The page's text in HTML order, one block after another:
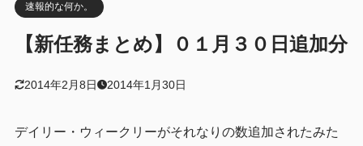
速報的な何か。
【新任務まとめ】０１月３０日追加分
2014年2月8日 2014年1月30日
デイリー・ウィークリーがそれなりの数追加されたみた
3 潜水艦派遣作戦による技術入手の継続!
4 敵北方艦隊主力を撃滅せよ！
5 「敵東方中枢艦隊を撃破せよ」